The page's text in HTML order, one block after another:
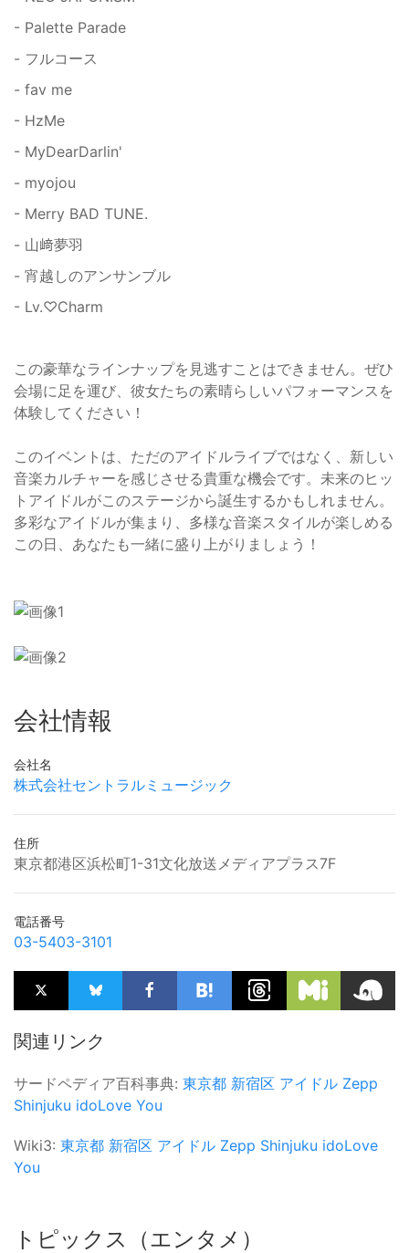
- Palette Parade
- フルコース
- fav me
- HzMe
- MyDearDarlin'
- myojou
- Merry BAD TUNE.
- 山﨑夢羽
- 宵越しのアンサンブル
- Lv.♡Charm
この豪華なラインナップを見逃すことはできません。ぜひ
会場に足を運び、彼女たちの素晴らしいパフォーマンスを
体験してください！
このイベントは、ただのアイドルライブではなく、新しい
音楽カルチャーを感じさせる貴重な機会です。未来のヒッ
トアイドルがこのステージから誕生するかもしれません。
多彩なアイドルが集まり、多様な音楽スタイルが楽しめる
この日、あなたも一緒に盛り上がりましょう！
会社情報
会社名
株式会社セントラルミュージック
住所
東京都港区浜松町1-31文化放送メディアプラス7F
電話番号
03-5403-3101
関連リンク
サードペディア百科事典: 東京都 新宿区 アイドル Zepp
Shinjuku idoLove You
Wiki3: 東京都 新宿区 アイドル Zepp Shinjuku idoLove
You
トピックス（エンタメ）